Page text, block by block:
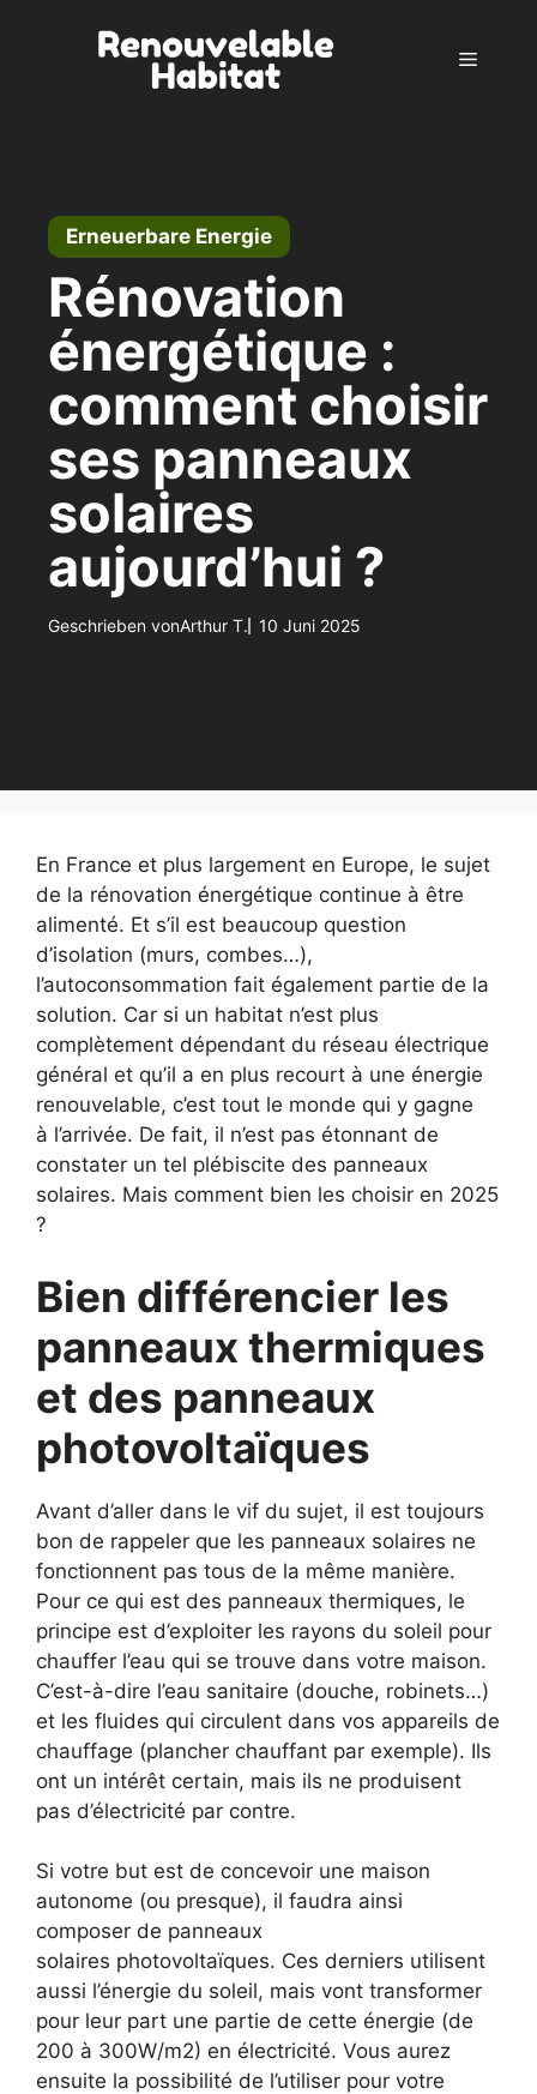
Menü
Erneuerbare Energie
Rénovation
énergétique :
comment choisir
ses panneaux
solaires
aujourd’hui ?
Geschrieben vonArthur T. 10 Juni 2025
En France et plus largement en Europe, le sujet
de la rénovation énergétique continue à être
alimenté. Et s’il est beaucoup question
d’isolation (murs, combes…),
l’autoconsommation fait également partie de la
solution. Car si un habitat n’est plus
complètement dépendant du réseau électrique
général et qu’il a en plus recourt à une énergie
renouvelable, c’est tout le monde qui y gagne
à l’arrivée. De fait, il n’est pas étonnant de
constater un tel plébiscite des panneaux
solaires. Mais comment bien les choisir en 2025
?
Bien différencier les
panneaux thermiques
et des panneaux
photovoltaïques
Avant d’aller dans le vif du sujet, il est toujours
bon de rappeler que les panneaux solaires ne
fonctionnent pas tous de la même manière.
Pour ce qui est des panneaux thermiques, le
principe est d’exploiter les rayons du soleil pour
chauffer l’eau qui se trouve dans votre maison.
C’est-à-dire l’eau sanitaire (douche, robinets…)
et les fluides qui circulent dans vos appareils de
chauffage (plancher chauffant par exemple). Ils
ont un intérêt certain, mais ils ne produisent
pas d’électricité par contre.
Si votre but est de concevoir une maison
autonome (ou presque), il faudra ainsi
composer de panneaux
solaires photovoltaïques. Ces derniers utilisent
aussi l’énergie du soleil, mais vont transformer
pour leur part une partie de cette énergie (de
200 à 300W/m2) en électricité. Vous aurez
ensuite la possibilité de l’utiliser pour votre